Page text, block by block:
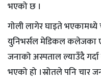
भएको छ ।
गोली लागेर घाइते
युनिभर्सल मेडिकल कलेजका
जनाको अस्पताल ल्याउँदै
भएको हो ।स्रोतले पनि चार